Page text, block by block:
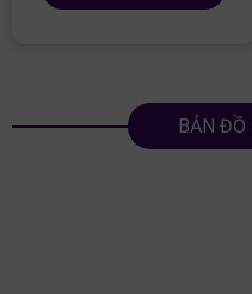
BẢN ĐỒ